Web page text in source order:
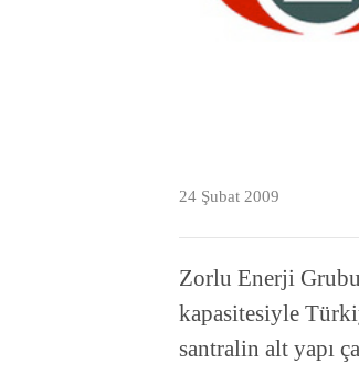
24 Şubat 2009
Zorlu Enerji
kapasitesiyle
santralin alt yapı